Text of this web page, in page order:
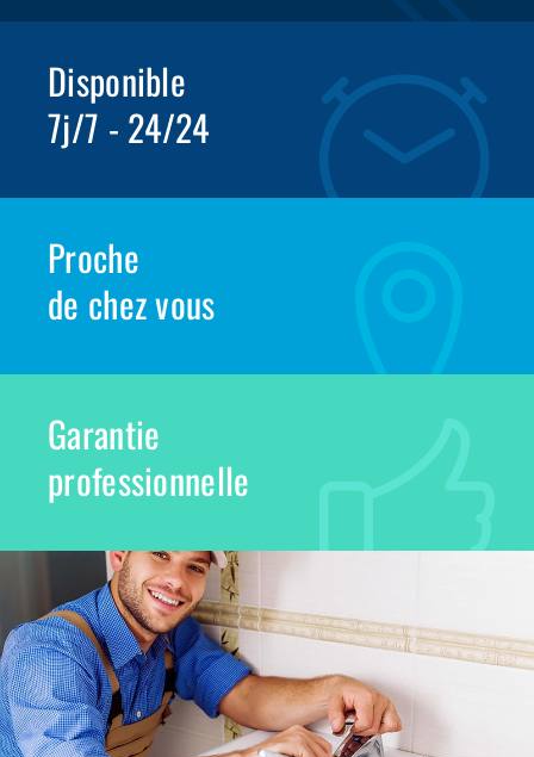
Disponible
7j/7 - 24/24
Proche
de chez vous
Garantie
professionnelle